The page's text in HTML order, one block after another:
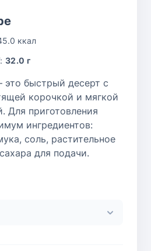
ккал
32.0 г
быстрый десерт с
корочкой и мягкой
Для приготовления
ингредиентов:
соль, растительное
для подачи.